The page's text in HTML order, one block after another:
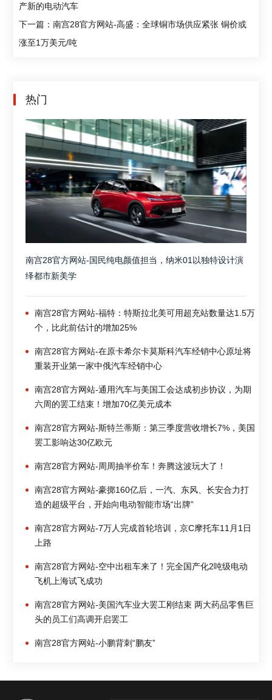
产新的电动汽车
下一篇：南宫28官方网站-高盛：全球铜市场供应紧张 铜价或
涨至1万美元/吨
热门
南宫28官方网站-国民纯电颜值担当，纳米01以独特设计演
绎都市新美学
南宫28官方网站-福特：特斯拉北美可用超充站数量达1.5万
个，比此前估计的增加25%
南宫28官方网站-在原卡希尔卡莫斯科汽车经销中心原址将
重装开业第一家中俄汽车经销中心
南宫28官方网站-通用汽车与美国工会达成初步协议，为期
六周的罢工结束！增加70亿美元成本
南宫28官方网站-斯特兰蒂斯：第三季度营收增长7%，美国
罢工影响达30亿欧元
南宫28官方网站-周周抽半价车！奔腾这波玩大了！
南宫28官方网站-豪掷160亿后，一汽、东风、长安合力打
造的超级平台，开始向电动智能市场“出牌”
南宫28官方网站-7万人完成首轮培训，京C摩托车11月1日
上路
南宫28官方网站-空中出租车来了！完全国产化2吨级电动
飞机上海试飞成功
南宫28官方网站-美国汽车业大罢工刚结束 两大药品零售巨
头的员工们高调开启罢工
南宫28官方网站-小鹏背刺“鹏友”